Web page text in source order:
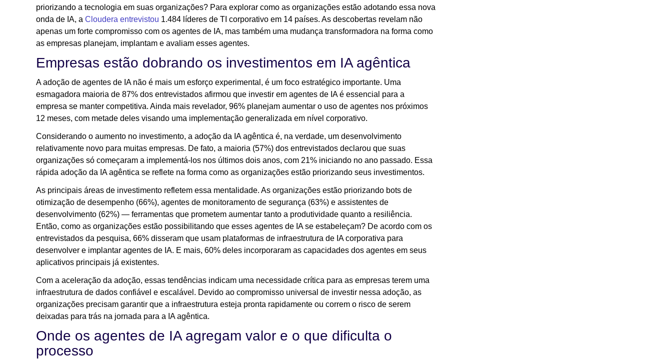
priorizando a tecnologia em suas organizações? Para explorar como as organizações estão adotando essa nova
onda de IA, a Cloudera entrevistou 1.484 líderes de TI corporativo em 14 países. As descobertas revelam não
apenas um forte compromisso com os agentes de IA, mas também uma mudança transformadora na forma como
as empresas planejam, implantam e avaliam esses agentes.
Empresas estão dobrando os investimentos em IA agêntica
A adoção de agentes de IA não é mais um esforço experimental, é um foco estratégico importante. Uma
esmagadora maioria de 87% dos entrevistados afirmou que investir em agentes de IA é essencial para a
empresa se manter competitiva. Ainda mais revelador, 96% planejam aumentar o uso de agentes nos próximos
12 meses, com metade deles visando uma implementação generalizada em nível corporativo.
Considerando o aumento no investimento, a adoção da IA agêntica é, na verdade, um desenvolvimento
relativamente novo para muitas empresas. De fato, a maioria (57%) dos entrevistados declarou que suas
organizações só começaram a implementá-los nos últimos dois anos, com 21% iniciando no ano passado. Essa
rápida adoção da IA agêntica se reflete na forma como as organizações estão priorizando seus investimentos.
As principais áreas de investimento refletem essa mentalidade. As organizações estão priorizando bots de
otimização de desempenho (66%), agentes de monitoramento de segurança (63%) e assistentes de
desenvolvimento (62%) — ferramentas que prometem aumentar tanto a produtividade quanto a resiliência.
Então, como as organizações estão possibilitando que esses agentes de IA se estabeleçam? De acordo com os
entrevistados da pesquisa, 66% disseram que usam plataformas de infraestrutura de IA corporativa para
desenvolver e implantar agentes de IA. E mais, 60% deles incorporaram as capacidades dos agentes em seus
aplicativos principais já existentes.
Com a aceleração da adoção, essas tendências indicam uma necessidade crítica para as empresas terem uma
infraestrutura de dados confiável e escalável. Devido ao compromisso universal de investir nessa adoção, as
organizações precisam garantir que a infraestrutura esteja pronta rapidamente ou correm o risco de serem
deixadas para trás na jornada para a IA agêntica.
Onde os agentes de IA agregam valor e o que dificulta o
processo